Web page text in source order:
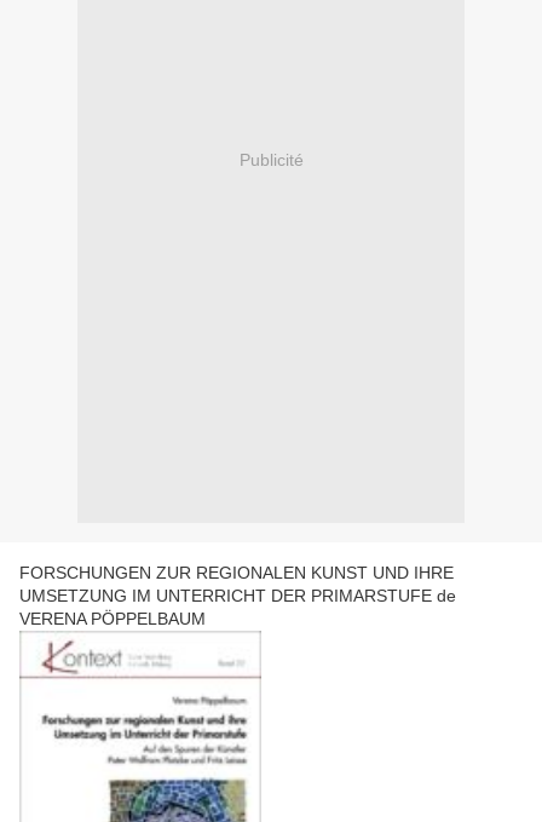
Publicité
FORSCHUNGEN ZUR REGIONALEN KUNST UND IHRE
UMSETZUNG IM UNTERRICHT DER PRIMARSTUFE de
VERENA PÖPPELBAUM